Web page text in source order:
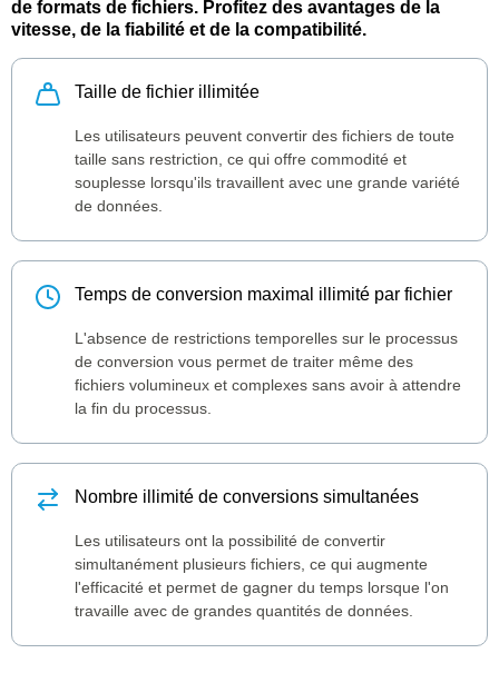
de formats de fichiers. Profitez des avantages de la
vitesse, de la fiabilité et de la compatibilité.
Taille de fichier illimitée
Les utilisateurs peuvent convertir des fichiers de toute
taille sans restriction, ce qui offre commodité et
souplesse lorsqu'ils travaillent avec une grande variété
de données.
Temps de conversion maximal illimité par fichier
L'absence de restrictions temporelles sur le processus
de conversion vous permet de traiter même des
fichiers volumineux et complexes sans avoir à attendre
la fin du processus.
Nombre illimité de conversions simultanées
Les utilisateurs ont la possibilité de convertir
simultanément plusieurs fichiers, ce qui augmente
l'efficacité et permet de gagner du temps lorsque l'on
travaille avec de grandes quantités de données.